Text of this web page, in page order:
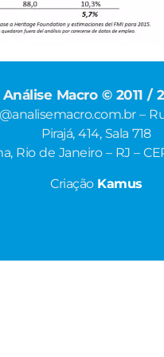
Análise Macro © 2011 /
–
Pirajá, 414, Sala 718
Rio de Janeiro – RJ –
Criação Kamus